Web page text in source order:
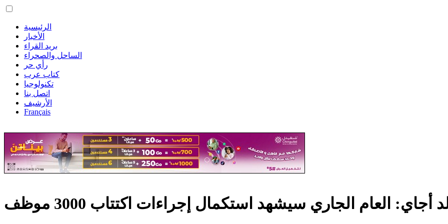
الرئيسية
الأخبار
بريد القراء
الساحل والصحراء
رأي حر
كتاب عرب
تكنولوجيا
اتصل بنا
الأرشيف
Français
أجاي: العام الجاري سيشهد استكمال إجراءات اكتتاب 3000 موظف